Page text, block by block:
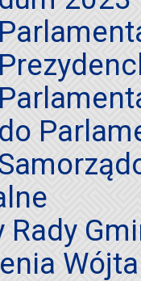
Rady
Wójta